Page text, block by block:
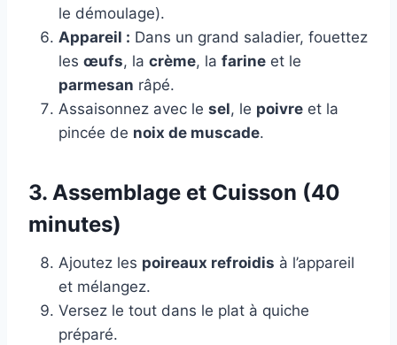
le démoulage).
Appareil : Dans un grand saladier, fouettez
les œufs, la crème, la farine et le
parmesan râpé.
Assaisonnez avec le sel, le poivre et la
pincée de noix de muscade.
3. Assemblage et Cuisson (40
minutes)
Ajoutez les poireaux refroidis à l’appareil
et mélangez.
Versez le tout dans le plat à quiche
préparé.